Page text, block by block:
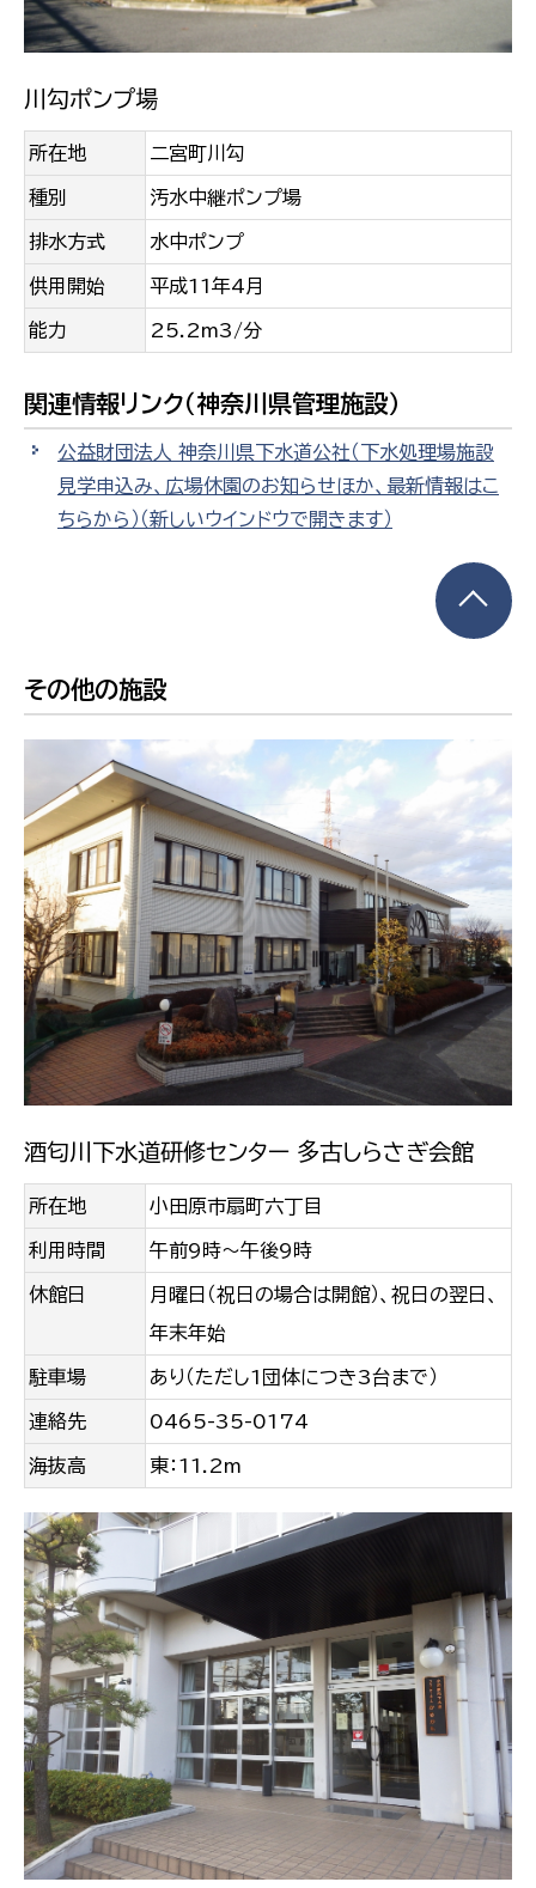
川勾ポンプ場
所在地 二宮町川勾
種別 汚水中継ポンプ場
排水方式 水中ポンプ
供用開始 平成11年4月
能力 25.2m3/分
関連情報リンク（神奈川県管理施設）
公益財団法人 神奈川県下水道公社（下水処理場施設
見学申込み、広場休園のお知らせほか、最新情報はこ
ちらから） （新しいウインドウで開きます）
その他の施設
酒匂川下水道研修センター 多古しらさぎ会館
所在地 小田原市扇町六丁目
利用時間 午前9時～午後9時
休館日
月曜日（祝日の場合は開館）、祝日の翌日、
年末年始
駐車場 あり（ただし1団体につき3台まで）
連絡先 0465-35-0174
海抜高 東：11.2m